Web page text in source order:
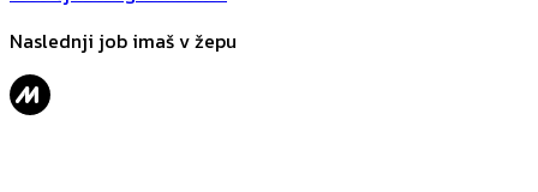
Naslednji job imaš v žepu